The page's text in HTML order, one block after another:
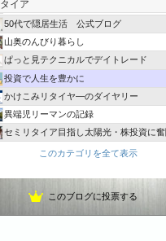
55歳からのタイ語
50代で隠居生活 公式ブログ
山奥のんびり暮らし
ぱっと見テクニカルでデイトレード
投資で人生を豊かに
かけこみリタイヤ―のダイヤリー
異端児リーマンの記録
セミリタイア目指し太陽光・株投資に奮
リタイアに向けて
働かない生活を満喫する人の家計簿
このカテゴリを全て表示
このブログに投票する